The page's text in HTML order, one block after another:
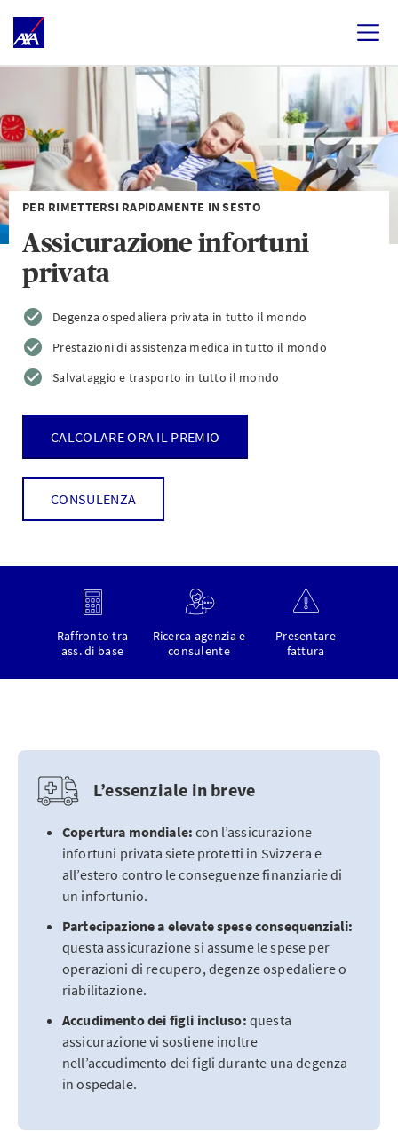
PER RIMETTERSI RAPIDAMENTE IN SESTO
Assicurazione infortuni
privata
Degenza ospedaliera privata in tutto il mondo
Prestazioni di assistenza medica in tutto il mondo
Salvataggio e trasporto in tutto il mondo
CALCOLARE ORA IL PREMIO
CONSULENZA
Raffronto tra
ass. di base
Ricerca agenzia e
consulente
Presentare
fattura
L’essenziale in breve
Copertura mondiale: con l’assicurazione
infortuni privata siete protetti in Svizzera e
all’estero contro le conseguenze finanziarie di
un infortunio.
Partecipazione a elevate spese consequenziali:
questa assicurazione si assume le spese per
operazioni di recupero, degenze ospedaliere o
riabilitazione.
Accudimento dei figli incluso: questa
assicurazione vi sostiene inoltre
nell’accudimento dei figli durante una degenza
in ospedale.